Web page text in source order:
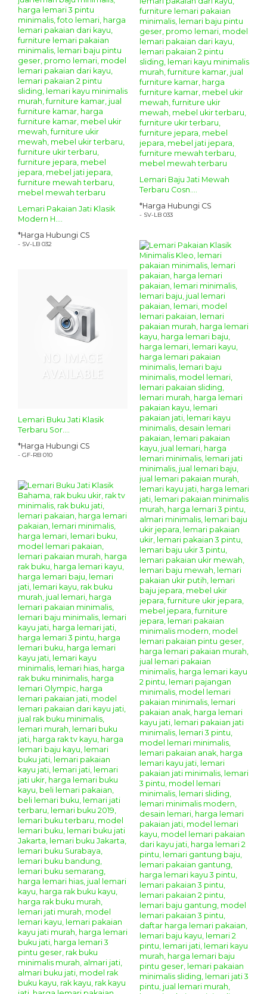
Lemari Baju Jati Mewah
Terbaru Cosn....
*Harga Hubungi CS
- SV-LB 033
Lemari Pakaian Jati Klasik
Modern H....
*Harga Hubungi CS
- SV-LB 032
Lemari Buku Jati Klasik
Terbaru Sor....
*Harga Hubungi CS
- GF-RB 010